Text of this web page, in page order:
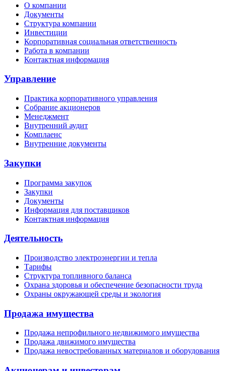
О компании
Документы
Структура компании
Инвестиции
Корпоративная социальная ответственность
Работа в компании
Контактная информация
Управление
Практика корпоративного управления
Собрание акционеров
Менеджмент
Внутренний аудит
Комплаенс
Внутренние документы
Закупки
Программа закупок
Закупки
Документы
Информация для поставщиков
Контактная информация
Деятельность
Производство электроэнергии и тепла
Тарифы
Структура топливного баланса
Охрана здоровья и обеспечение безопасности труда
Охраны окружающей среды и экология
Продажа имущества
Продажа непрофильного недвижимого имущества
Продажа движимого имущества
Продажа невостребованных материалов и оборудования